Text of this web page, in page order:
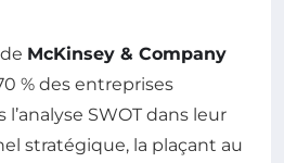
McKinsey & Company
% des entreprises
SWOT dans leur
stratégique, la plaçant au